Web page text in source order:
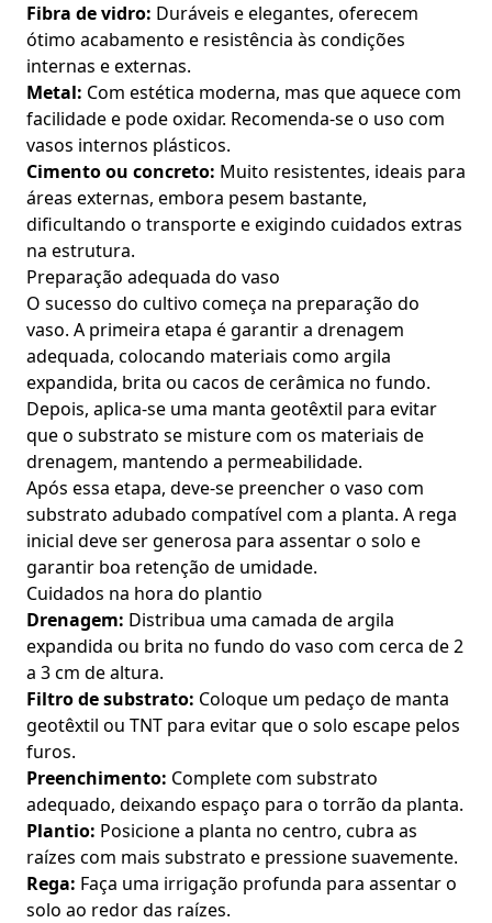
Fibra de vidro: Duráveis e elegantes, oferecem
ótimo acabamento e resistência às condições
internas e externas.
Metal: Com estética moderna, mas que aquece com
facilidade e pode oxidar. Recomenda-se o uso com
vasos internos plásticos.
Cimento ou concreto: Muito resistentes, ideais para
áreas externas, embora pesem bastante,
dificultando o transporte e exigindo cuidados extras
na estrutura.
Preparação adequada do vaso
O sucesso do cultivo começa na preparação do
vaso. A primeira etapa é garantir a drenagem
adequada, colocando materiais como argila
expandida, brita ou cacos de cerâmica no fundo.
Depois, aplica-se uma manta geotêxtil para evitar
que o substrato se misture com os materiais de
drenagem, mantendo a permeabilidade.
Após essa etapa, deve-se preencher o vaso com
substrato adubado compatível com a planta. A rega
inicial deve ser generosa para assentar o solo e
garantir boa retenção de umidade.
Cuidados na hora do plantio
Drenagem: Distribua uma camada de argila
expandida ou brita no fundo do vaso com cerca de 2
a 3 cm de altura.
Filtro de substrato: Coloque um pedaço de manta
geotêxtil ou TNT para evitar que o solo escape pelos
furos.
Preenchimento: Complete com substrato
adequado, deixando espaço para o torrão da planta.
Plantio: Posicione a planta no centro, cubra as
raízes com mais substrato e pressione suavemente.
Rega: Faça uma irrigação profunda para assentar o
solo ao redor das raízes.